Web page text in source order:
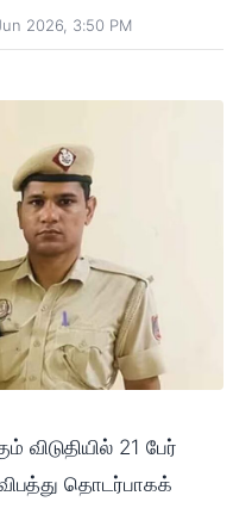
2026, 3:50 PM
விடுதியில் 21 பேர்
தொடர்பாகக்